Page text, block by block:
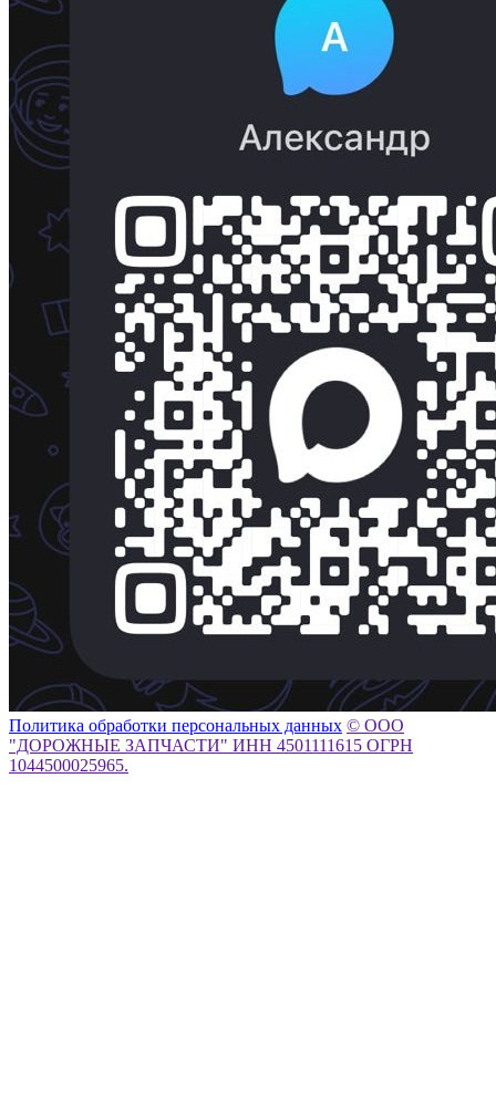
Политика обработки персональных данных © ООО
"ДОРОЖНЫЕ ЗАПЧАСТИ" ИНН 4501111615 ОГРН
1044500025965.